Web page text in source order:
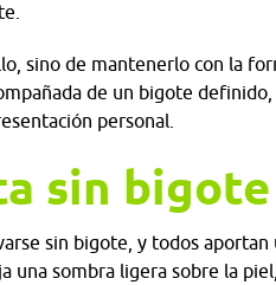
sino de mantenerlo con la
de un bigote
personal.
sin bigote
sin bigote, y todos
una sombra ligera sobre la